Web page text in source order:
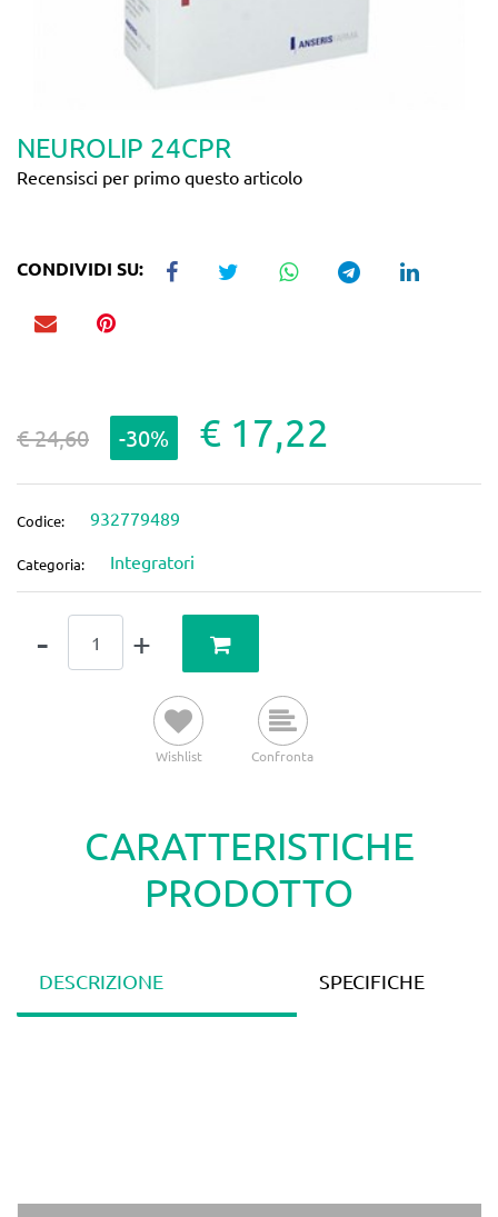
NEUROLIP 24CPR
Recensisci per primo questo articolo
CONDIVIDI SU:
€ 24,60 -30% € 17,22
Codice: 932779489
Categoria: Integratori
Wishlist Confronta
CARATTERISTICHE
PRODOTTO
DESCRIZIONE SPECIFICHE